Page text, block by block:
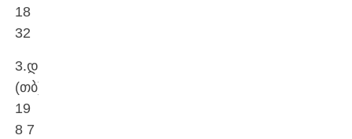
18
32
3.დინამო
(თბ)
19
8 7